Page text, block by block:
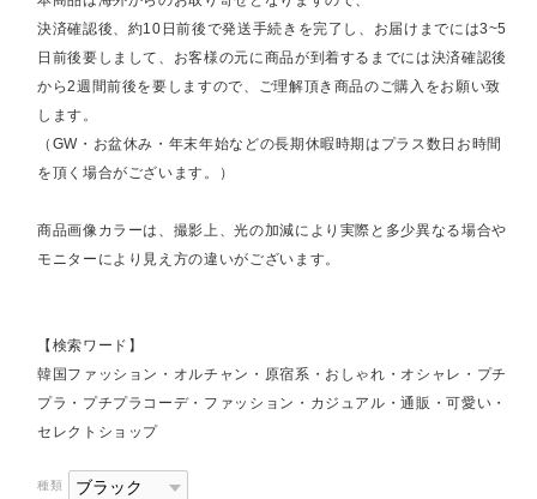
決済確認後、約10日前後で発送手続きを完了し、お届けまでには3~5
日前後要しまして、お客様の元に商品が到着するまでには決済確認後
から2週間前後を要しますので、ご理解頂き商品のご購入をお願い致
します。
（GW・お盆休み・年末年始などの長期休暇時期はプラス数日お時間
を頂く場合がございます。）
商品画像カラーは、撮影上、光の加減により実際と多少異なる場合や
モニターにより見え方の違いがございます。
【検索ワード】
韓国ファッション・オルチャン・原宿系・おしゃれ・オシャレ・プチ
プラ・プチプラコーデ・ファッション・カジュアル・通販・可愛い・
セレクトショップ
種類